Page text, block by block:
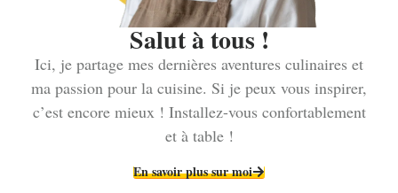
Salut à tous !
Ici, je partage mes dernières aventures culinaires et
ma passion pour la cuisine. Si je peux vous inspirer,
c’est encore mieux ! Installez-vous confortablement
et à table !
En savoir plus sur moi